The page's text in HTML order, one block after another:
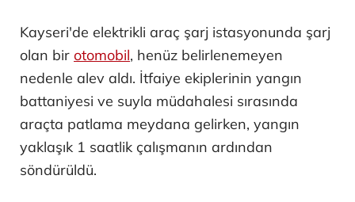
Kayseri'de elektrikli araç şarj istasyonunda şarj
olan bir otomobil, henüz belirlenemeyen
nedenle alev aldı. İtfaiye ekiplerinin yangın
battaniyesi ve suyla müdahalesi sırasında
araçta patlama meydana gelirken, yangın
yaklaşık 1 saatlik çalışmanın ardından
söndürüldü.